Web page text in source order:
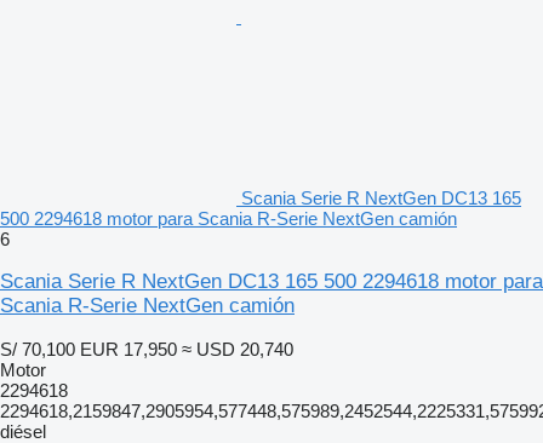
Scania Serie R NextGen DC13 165
500 2294618 motor para Scania R-Serie NextGen camión
6
Scania Serie R NextGen DC13 165 500 2294618 motor para
Scania R-Serie NextGen camión
S/ 70,100 EUR 17,950 ≈ USD 20,740
Motor
2294618
diésel